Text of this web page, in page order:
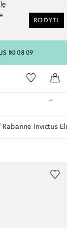
RODYTI
IKI 08 09
pagrindinį
Į mano
Į
Rabanne Invictus